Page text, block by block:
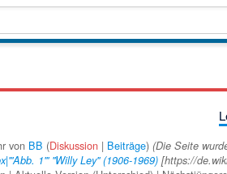
von BB (Diskussion | Beiträge) (Die Seite
1''' ''Willy Ley'' (1906-1969) [https://